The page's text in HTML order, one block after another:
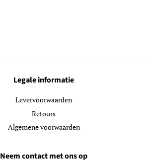
Legale informatie
Levervoorwaarden
Retours
Algemene voorwaarden
Neem contact met ons op